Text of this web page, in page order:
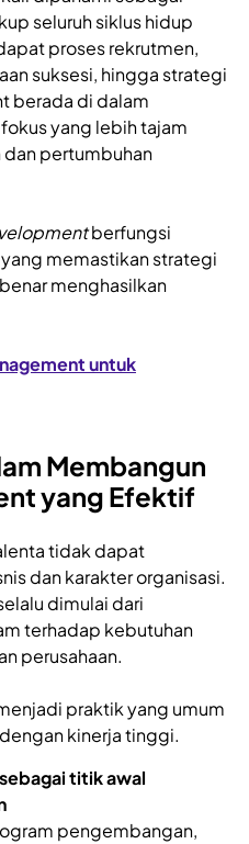
seluruh siklus hidup
proses rekrutmen,
suksesi, hingga strategi
berada di dalam
yang lebih tajam
pertumbuhan
berfungsi
memastikan strategi
menghasilkan
untuk
Membangun
yang Efektif
tidak dapat
dan karakter organisasi.
dimulai dari
terhadap kebutuhan
perusahaan.
praktik yang umum
kinerja tinggi.
titik awal
pengembangan,